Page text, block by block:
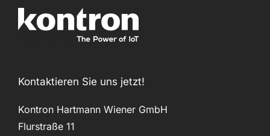
Kontaktieren Sie uns jetzt!
Kontron Hartmann Wiener GmbH
Flurstraße 11